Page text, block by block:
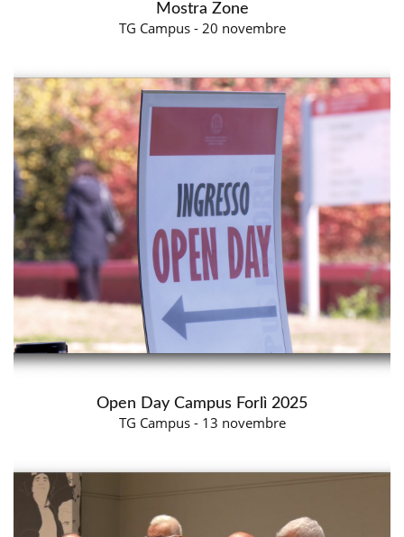
Mostra Zone
TG Campus - 20 novembre
Open Day Campus Forlì 2025
TG Campus - 13 novembre